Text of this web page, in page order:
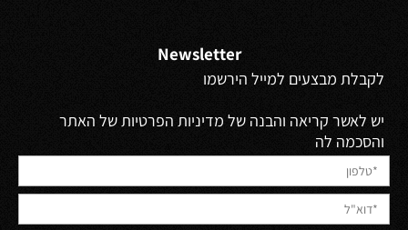
Newsletter
לקבלת מבצעים למייל הירשמו
יש לאשר קריאה והבנה של מדיניות הפרטיות של האתר
והסכמה לה